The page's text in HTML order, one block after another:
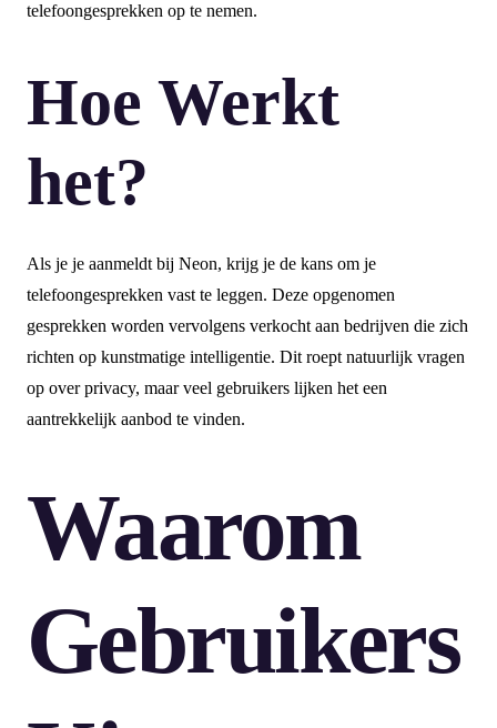
telefoongesprekken op te nemen.
Hoe Werkt
het?
Als je je aanmeldt bij Neon, krijg je de kans om je
telefoongesprekken vast te leggen. Deze opgenomen
gesprekken worden vervolgens verkocht aan bedrijven die zich
richten op kunstmatige intelligentie. Dit roept natuurlijk vragen
op over privacy, maar veel gebruikers lijken het een
aantrekkelijk aanbod te vinden.
Waarom
Gebruikers